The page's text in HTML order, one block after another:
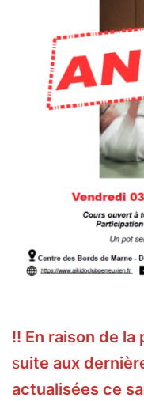
!! En raison de
suite aux
actualisées ce